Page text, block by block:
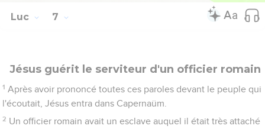
Luc 7
Jésus guérit le serviteur d'un officier romain
1 Après avoir prononcé toutes ces paroles devant le peuple qui
l'écoutait, Jésus entra dans Capernaüm.
2 Un officier romain avait un esclave auquel il était très attaché